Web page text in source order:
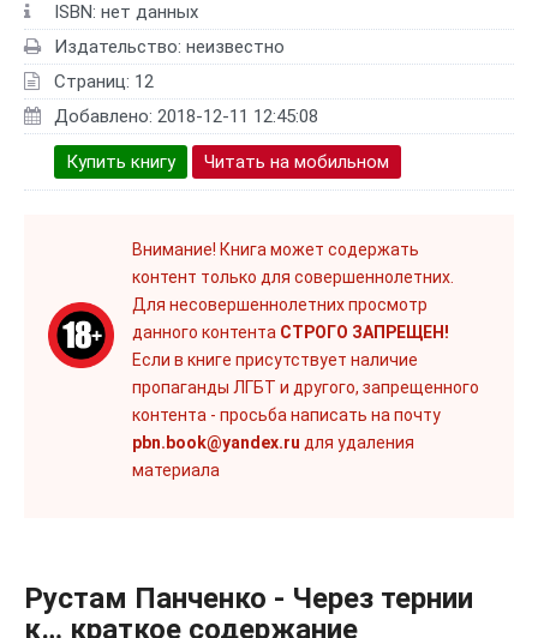
ISBN: нет данных
Издательство: неизвестно
Страниц: 12
Добавлено: 2018-12-11 12:45:08
Купить книгу Читать на мобильном
Внимание! Книга может содержать
контент только для совершеннолетних.
Для несовершеннолетних просмотр
данного контента СТРОГО ЗАПРЕЩЕН!
Если в книге присутствует наличие
пропаганды ЛГБТ и другого, запрещенного
контента - просьба написать на почту
pbn.book@yandex.ru для удаления
материала
Рустам Панченко - Через тернии
к… краткое содержание